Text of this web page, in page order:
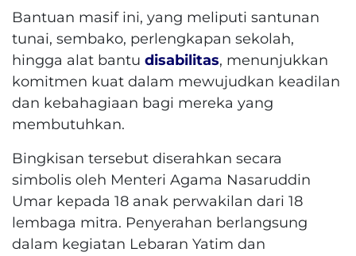
Bantuan masif ini, yang meliputi santunan
tunai, sembako, perlengkapan sekolah,
hingga alat bantu disabilitas, menunjukkan
komitmen kuat dalam mewujudkan keadilan
dan kebahagiaan bagi mereka yang
membutuhkan.
Bingkisan tersebut diserahkan secara
simbolis oleh Menteri Agama Nasaruddin
Umar kepada 18 anak perwakilan dari 18
lembaga mitra. Penyerahan berlangsung
dalam kegiatan Lebaran Yatim dan